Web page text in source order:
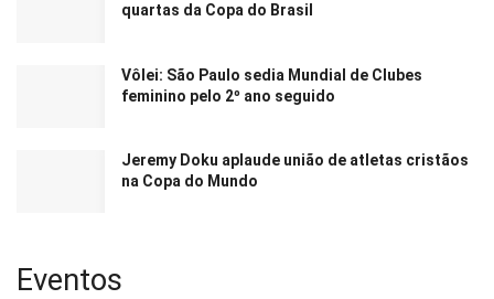
quartas da Copa do Brasil
Vôlei: São Paulo sedia Mundial de Clubes
feminino pelo 2º ano seguido
Jeremy Doku aplaude união de atletas cristãos
na Copa do Mundo
Eventos